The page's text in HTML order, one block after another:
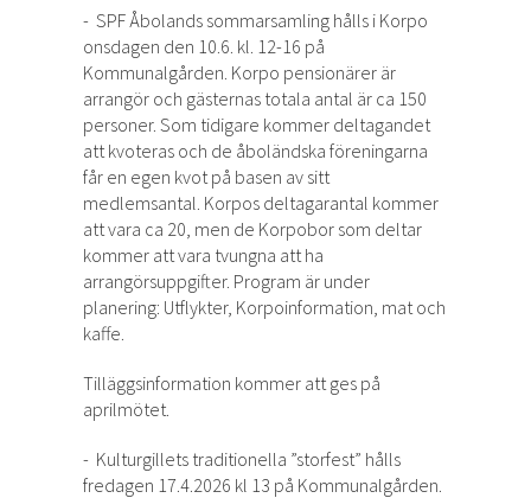
- SPF Åbolands sommarsamling hålls i Korpo
onsdagen den 10.6. kl. 12-16 på
Kommunalgården. Korpo pensionärer är
arrangör och gästernas totala antal är ca 150
personer. Som tidigare kommer deltagandet
att kvoteras och de åboländska föreningarna
får en egen kvot på basen av sitt
medlemsantal. Korpos deltagarantal kommer
att vara ca 20, men de Korpobor som deltar
kommer att vara tvungna att ha
arrangörsuppgifter. Program är under
planering: Utflykter, Korpoinformation, mat och
kaffe.
Tilläggsinformation kommer att ges på
aprilmötet.
- Kulturgillets traditionella ”storfest” hålls
fredagen 17.4.2026 kl 13 på Kommunalgården.